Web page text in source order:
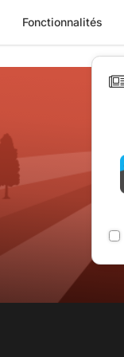
Fonctionnalités